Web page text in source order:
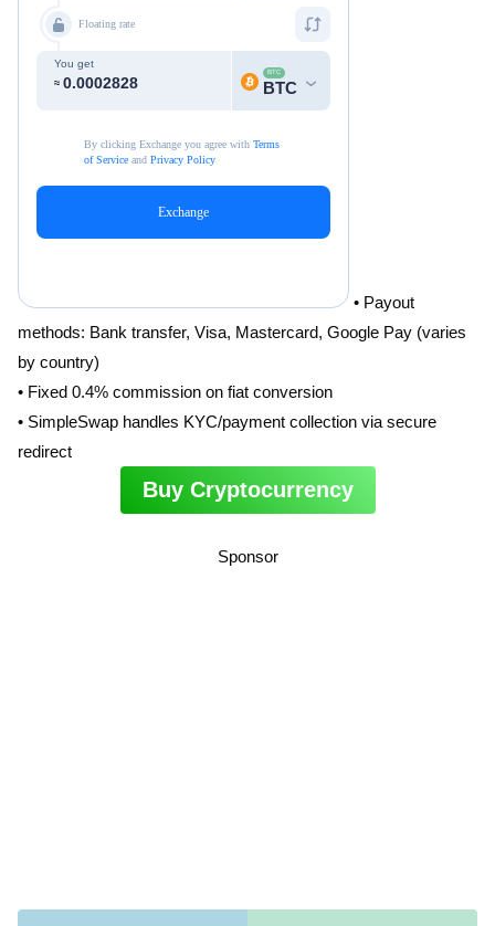
• Payout
methods: Bank transfer, Visa, Mastercard, Google Pay (varies
by country)
• Fixed 0.4% commission on fiat conversion
• SimpleSwap handles KYC/payment collection via secure
redirect
Buy Cryptocurrency
Sponsor